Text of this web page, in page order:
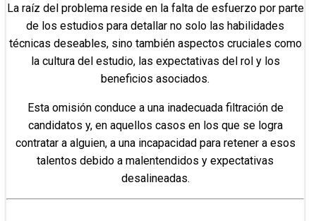
La raíz del problema reside en la falta de esfuerzo por parte
de los estudios para detallar no solo las habilidades
técnicas deseables, sino también aspectos cruciales como
la cultura del estudio, las expectativas del rol y los
beneficios asociados.
Esta omisión conduce a una inadecuada filtración de
candidatos y, en aquellos casos en los que se logra
contratar a alguien, a una incapacidad para retener a esos
talentos debido a malentendidos y expectativas
desalineadas.